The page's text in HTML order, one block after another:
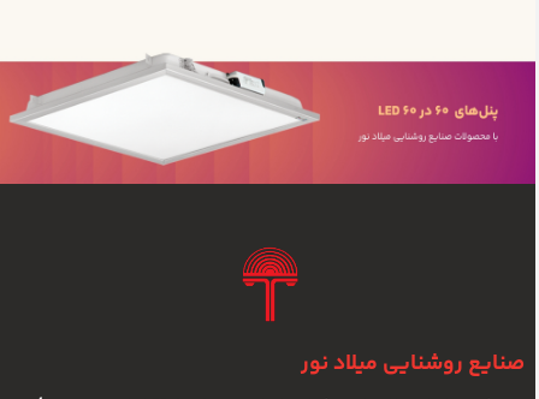
صنایع روشنایی میلاد نور